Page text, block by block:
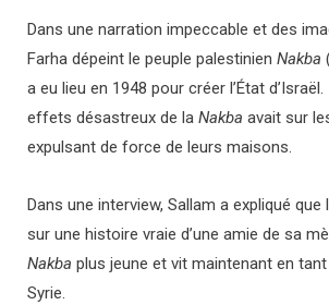
Dans une narration impeccable et des
Farha dépeint le peuple palestinien Nakba
a eu lieu en 1948 pour créer l’État
effets désastreux de la Nakba avait sur
expulsant de force de leurs maisons.
Dans une interview, Sallam a expliqué
sur une histoire vraie d’une amie de sa
Nakba plus jeune et vit maintenant en
Syrie.